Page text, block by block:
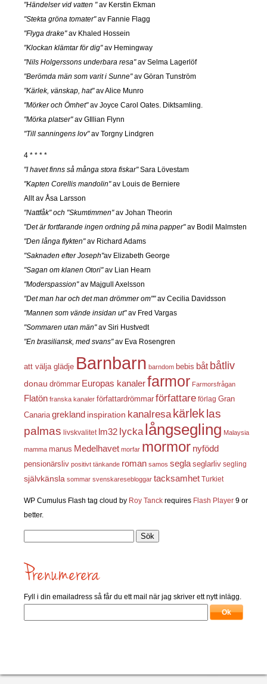
"Händelser vid vatten "av Kerstin Ekman
"Stekta gröna tomater"av Fannie Flagg
"Flyga drake"av Khaled Hossein
"Klockan klämtar för dig"av Hemingway
"Nils Holgerssons underbara resa"av Selma Lagerlöf
"Berömda män som varit i Sunne"av Göran Tunström
"Kärlek, vänskap, hat"av Alice Munro
"Mörker och Ömhet"av Joyce Carol Oates. Diktsamling.
"Mörka platser"av GIllian Flynn
"Till sanningens lov"av Torgny Lindgren
4 * * * *
"I havet finns så många stora fiskar"Sara Lövestam
"Kapten Corellis mandolin"av Louis de Berniere
Allt av Åsa Larsson
"Nattfåk" och "Skumtimmen"av Johan Theorin
"Det är fortfarande ingen ordning på mina papper"av Bodil Malmsten
"Den långa flykten"av Richard Adams
"Saknaden efter Joseph"av Elizabeth George
"Sagan om klanen Otori"av Lian Hearn
"Moderspassion"av Majgull Axelsson
"Det man har och det man drömmer om""av Cecilia Davidsson
"Mannen som vände insidan ut"av Fred Vargas
"Sommaren utan män"av Siri Hustvedt
"En brasiliansk, med svans"av Eva Rosengren
att välja glädje Barnbarn barndom bebis båt båtliv
donau drömmar Europas kanalerfarmor Farmorsfrågan
Flatön franska kanaler författardrömmar författare förlag Gran
Canaria grekland inspiration kanalresa kärlek las
palmas livskvalitet lm32 lycka långsegling Malaysia
mamma manus Medelhavet morfar mormor nyfödd
pensionärsliv positivt tänkande roman samos segla seglarliv segling
självkänsla sommar svenskaresebloggar tacksamhet Turkiet
WP Cumulus Flash tag cloud by Roy Tanck requires Flash Player 9 or
better.
Fyll i din emailadress så får du ett mail när jag skriver ett nytt inlägg.